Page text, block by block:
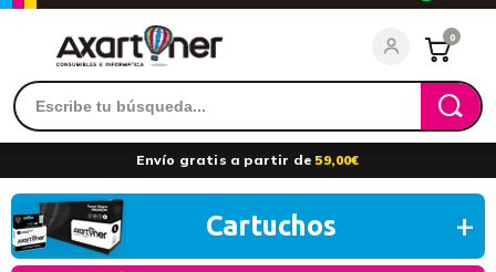
entrar
0
Envío gratis a partir de 59,00€
Cartuchos